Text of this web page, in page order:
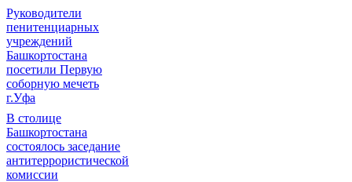
Руководители
пенитенциарных
учреждений
Башкортостана
посетили Первую
соборную мечеть
г.Уфа
В столице
Башкортостана
состоялось заседание
антитеррористической
комиссии